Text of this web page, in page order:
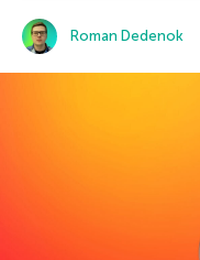
Roman Dedenok